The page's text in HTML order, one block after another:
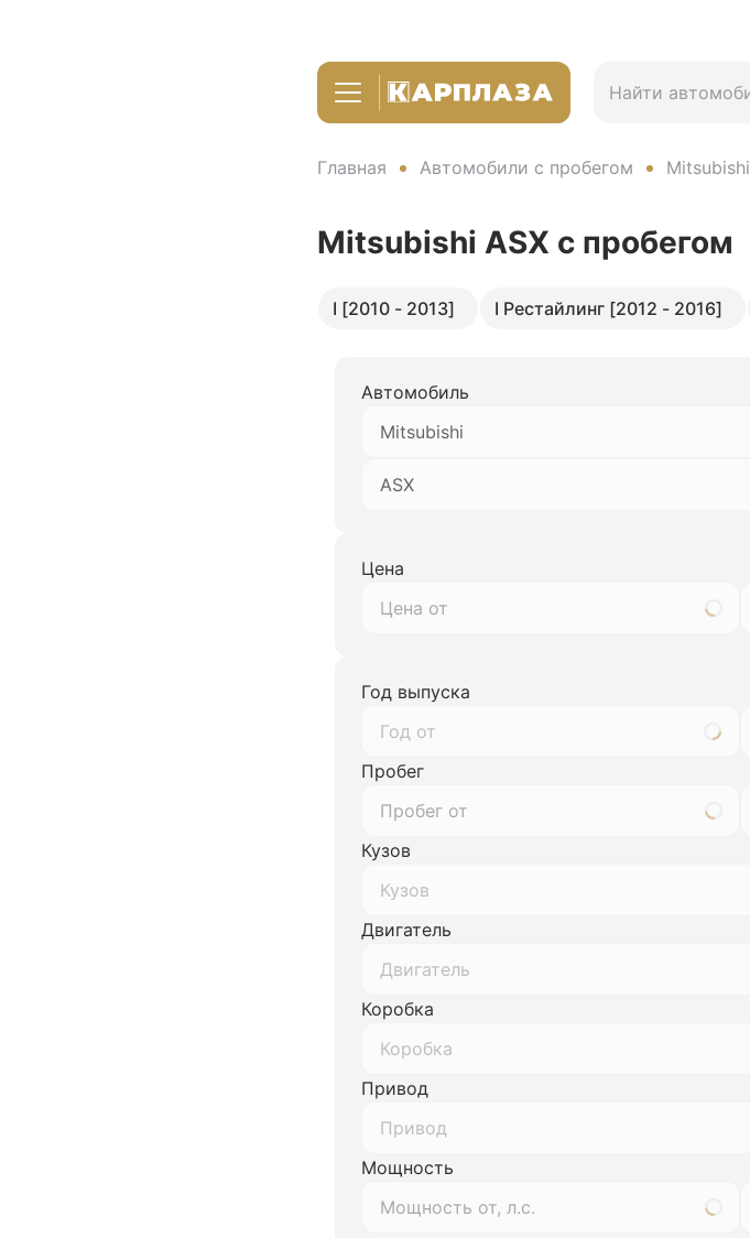
Главная Автомобили с пробегом Mitsubishi
Mitsubishi ASX с пробегом
I [2010 - 2013] I Рестайлинг [2012 - 2016]
Автомобиль
Mitsubishi
ASX
Цена
Год выпуска
Год от
Пробег
Кузов
Кузов
Двигатель
Двигатель
Коробка
Коробка
Привод
Привод
Мощность